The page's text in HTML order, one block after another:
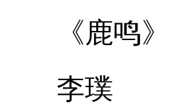
《鹿鸣》
李璞